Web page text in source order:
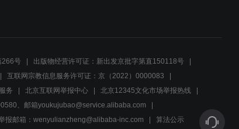
01:43
燕丹辰加入特工训练营，飞
姐成导师，曾玖雅威胁报复
266号
出版物经营许可证：新出发京批字第直150118号
互联网宗教信息服务许可证：京（2022）0000083
务 北京互联网举报中心
北京12345文化市场举报热线
、邮箱youkujubao@service.alibaba.com
报邮箱：wenyulianzheng@alibaba-inc.com 算法公示